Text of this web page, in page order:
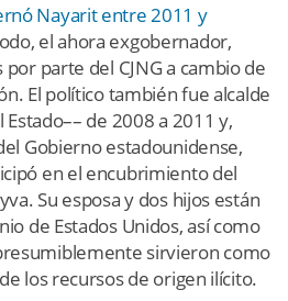
Nayarit entre 2011 y
el ahora exgobernador,
parte del CJNG a cambio de
El político también fue alcalde
Estado–– de 2008 a 2011 y,
Gobierno estadounidense,
en el encubrimiento del
Su esposa y dos hijos están
de Estados Unidos, así como
sirvieron como
los recursos de origen ilícito.